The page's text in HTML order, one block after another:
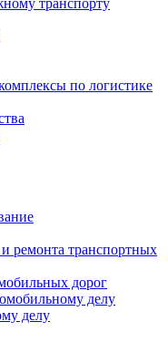
транспорту
по логистике
ремонта транспортных
дорог
делу
делу